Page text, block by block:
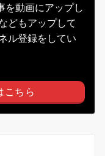
を動画にアップし
どもアップして
ル登録をしてい
こちら